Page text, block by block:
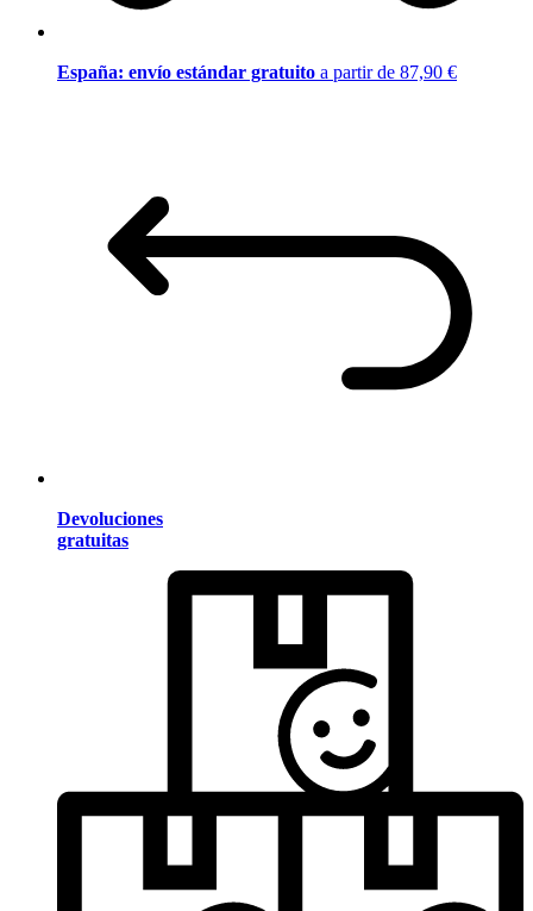
España: envío estándar gratuito a partir de 87,90 €
Devoluciones
gratuitas